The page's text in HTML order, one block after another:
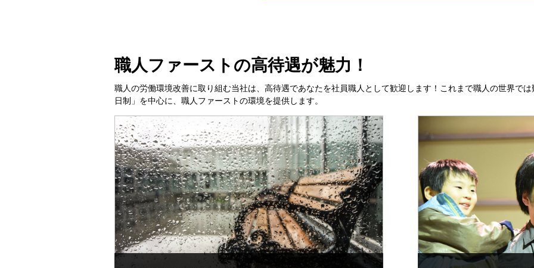
職人ファーストの高待遇が魅力！
職人の労働環境改善に取り組む当社は、高待遇であなたを社員職人として歓迎します！これまで職人の世界で
日制」を中心に、職人ファーストの環境を提供します。